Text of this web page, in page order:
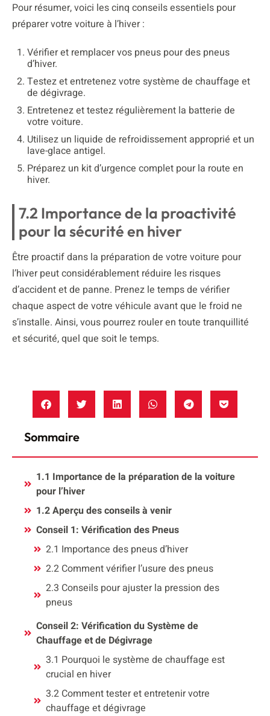
Pour résumer, voici les cinq conseils essentiels pour
préparer votre voiture à l’hiver :
Vérifier et remplacer vos pneus pour des pneus
d’hiver.
Testez et entretenez votre système de chauffage et
de dégivrage.
Entretenez et testez régulièrement la batterie de
votre voiture.
Utilisez un liquide de refroidissement approprié et un
lave-glace antigel.
Préparez un kit d’urgence complet pour la route en
hiver.
7.2 Importance de la proactivité
pour la sécurité en hiver
Être proactif dans la préparation de votre voiture pour
l’hiver peut considérablement réduire les risques
d’accident et de panne. Prenez le temps de vérifier
chaque aspect de votre véhicule avant que le froid ne
s’installe. Ainsi, vous pourrez rouler en toute tranquillité
et sécurité, quel que soit le temps.
Sommaire
1.1 Importance de la préparation de la voiture
pour l’hiver
1.2 Aperçu des conseils à venir
Conseil 1: Vérification des Pneus
2.1 Importance des pneus d’hiver
2.2 Comment vérifier l’usure des pneus
2.3 Conseils pour ajuster la pression des
pneus
Conseil 2: Vérification du Système de
Chauffage et de Dégivrage
3.1 Pourquoi le système de chauffage est
crucial en hiver
3.2 Comment tester et entretenir votre
chauffage et dégivrage